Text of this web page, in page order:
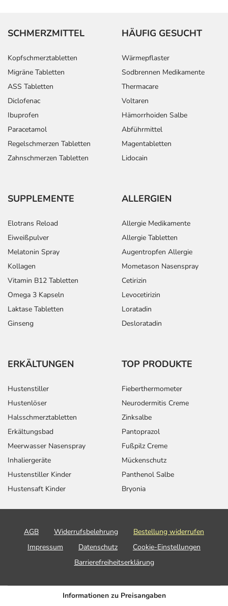
SCHMERZMITTEL
Kopfschmerztabletten
Migräne Tabletten
ASS Tabletten
Diclofenac
Ibuprofen
Paracetamol
Regelschmerzen Tabletten
Zahnschmerzen Tabletten
HÄUFIG GESUCHT
Wärmepflaster
Sodbrennen Medikamente
Thermacare
Voltaren
Hämorrhoiden Salbe
Abführmittel
Magentabletten
Lidocain
SUPPLEMENTE
Elotrans Reload
Eiweißpulver
Melatonin Spray
Kollagen
Vitamin B12 Tabletten
Omega 3 Kapseln
Laktase Tabletten
Ginseng
ALLERGIEN
Allergie Medikamente
Allergie Tabletten
Augentropfen Allergie
Mometason Nasenspray
Cetirizin
Levocetirizin
Loratadin
Desloratadin
ERKÄLTUNGEN
Hustenstiller
Hustenlöser
Halsschmerztabletten
Erkältungsbad
Meerwasser Nasenspray
Inhaliergeräte
Hustenstiller Kinder
Hustensaft Kinder
TOP PRODUKTE
Fieberthermometer
Neurodermitis Creme
Zinksalbe
Pantoprazol
Fußpilz Creme
Mückenschutz
Panthenol Salbe
Bryonia
AGB Widerrufsbelehrung
Bestellung widerrufen
Impressum
Datenschutz
Cookie-Einstellungen
Barrierefreiheitserklärung
Informationen zu Preisangaben